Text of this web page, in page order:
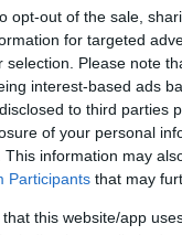
opt-out of the sale,
for targeted
selection. Please note
interest-based ads
to third parties
of your personal
This information may
Participants that may
that this website/app
évében elhunyt
zenebohóc,
a híres magyar
határozta
Kft. (MACIVA).